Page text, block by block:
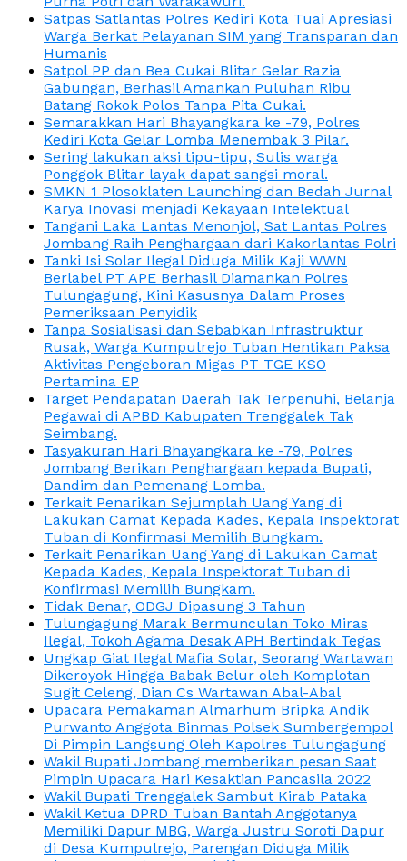
Satpas Satlantas Polres Kediri Kota Tuai Apresiasi
Warga Berkat Pelayanan SIM yang Transparan dan
Humanis
Satpol PP dan Bea Cukai Blitar Gelar Razia
Gabungan, Berhasil Amankan Puluhan Ribu
Batang Rokok Polos Tanpa Pita Cukai.
Semarakkan Hari Bhayangkara ke -79, Polres
Kediri Kota Gelar Lomba Menembak 3 Pilar.
Sering lakukan aksi tipu-tipu, Sulis warga
Ponggok Blitar layak dapat sangsi moral.
SMKN 1 Plosoklaten Launching dan Bedah Jurnal
Karya Inovasi menjadi Kekayaan Intelektual
Tangani Laka Lantas Menonjol, Sat Lantas Polres
Jombang Raih Penghargaan dari Kakorlantas Polri
Tanki Isi Solar Ilegal Diduga Milik Kaji WWN
Berlabel PT APE Berhasil Diamankan Polres
Tulungagung, Kini Kasusnya Dalam Proses
Pemeriksaan Penyidik
Tanpa Sosialisasi dan Sebabkan Infrastruktur
Rusak, Warga Kumpulrejo Tuban Hentikan Paksa
Aktivitas Pengeboran Migas PT TGE KSO
Pertamina EP
Target Pendapatan Daerah Tak Terpenuhi, Belanja
Pegawai di APBD Kabupaten Trenggalek Tak
Seimbang.
Tasyakuran Hari Bhayangkara ke -79, Polres
Jombang Berikan Penghargaan kepada Bupati,
Dandim dan Pemenang Lomba.
Terkait Penarikan Sejumplah Uang Yang di
Lakukan Camat Kepada Kades, Kepala Inspektorat
Tuban di Konfirmasi Memilih Bungkam.
Terkait Penarikan Uang Yang di Lakukan Camat
Kepada Kades, Kepala Inspektorat Tuban di
Konfirmasi Memilih Bungkam.
Tidak Benar, ODGJ Dipasung 3 Tahun
Tulungagung Marak Bermunculan Toko Miras
Ilegal, Tokoh Agama Desak APH Bertindak Tegas
Ungkap Giat Ilegal Mafia Solar, Seorang Wartawan
Dikeroyok Hingga Babak Belur oleh Komplotan
Sugit Celeng, Dian Cs Wartawan Abal-Abal
Upacara Pemakaman Almarhum Bripka Andik
Purwanto Anggota Binmas Polsek Sumbergempol
Di Pimpin Langsung Oleh Kapolres Tulungagung
Wakil Bupati Jombang memberikan pesan Saat
Pimpin Upacara Hari Kesaktian Pancasila 2022
Wakil Bupati Trenggalek Sambut Kirab Pataka
Wakil Ketua DPRD Tuban Bantah Anggotanya
Memiliki Dapur MBG, Warga Justru Soroti Dapur
di Desa Kumpulrejo, Parengan Diduga Milik